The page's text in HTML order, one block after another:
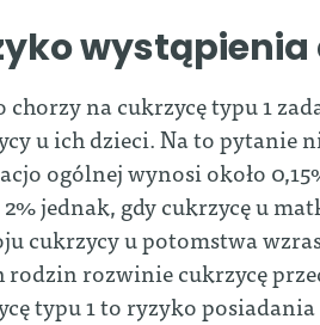
chorzy na cukrzycę typu 1
u ich dzieci. Na to pytanie
ogólnej wynosi około
2% jednak, gdy cukrzycę u
cukrzycy u potomstwa
rozwinie cukrzycę
typu 1 to ryzyko